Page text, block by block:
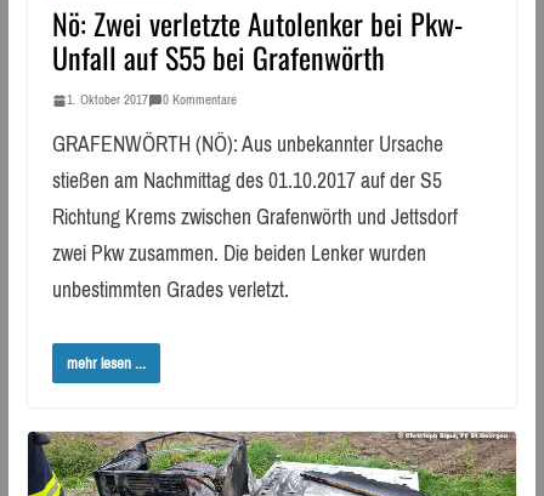
Nö: Zwei verletzte Autolenker bei Pkw-
Unfall auf S55 bei Grafenwörth
1. Oktober 2017 0 Kommentare
GRAFENWÖRTH (NÖ): Aus unbekannter Ursache
stießen am Nachmittag des 01.10.2017 auf der S5
Richtung Krems zwischen Grafenwörth und Jettsdorf
zwei Pkw zusammen. Die beiden Lenker wurden
unbestimmten Grades verletzt.
mehr lesen ...